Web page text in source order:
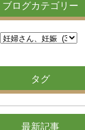
ブログカテゴリー
タグ
最新記事